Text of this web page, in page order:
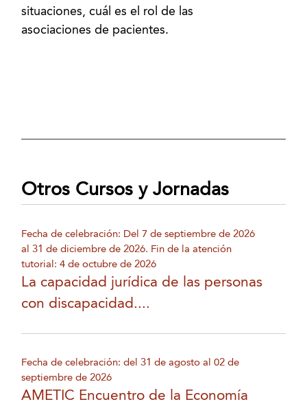
situaciones, cuál es el rol de las
asociaciones de pacientes.
Otros Cursos y Jornadas
Fecha de celebración: Del 7 de septiembre de 2026
al 31 de diciembre de 2026. Fin de la atención
tutorial: 4 de octubre de 2026
La capacidad jurídica de las personas
con discapacidad....
Fecha de celebración: del 31 de agosto al 02 de
septiembre de 2026
AMETIC Encuentro de la Economía